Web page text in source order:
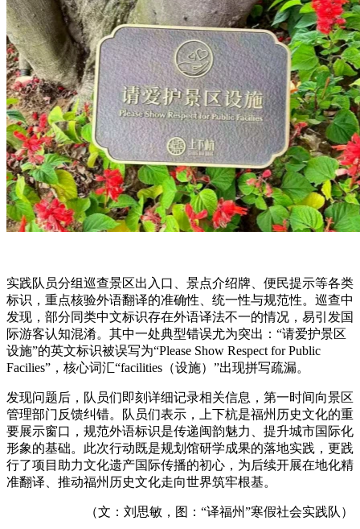
实践队员分组巡查景区出入口、景点介绍牌、便民提示等各类
标识，重点核验外语翻译的准确性、统一性与规范性。巡查中
发现，部分同类中文标识存在外语译法不一的情况，易引发国
际游客认知混淆。其中一处典型错误尤为突出：“请爱护景区
设施”的英文标识被误写为“Please Show Respect for Public
Facilies”，核心词汇“facilities（设施）”出现拼写疏漏。
发现问题后，队员们即刻详细记录相关信息，第一时间向景区
管理部门反馈纠错。队员们表示，上下杭是福州历史文化的重
要展示窗口，规范外语标识是传递闽韵魅力、提升城市国际化
形象的基础。此次行动既是规划馆研学成果的落地实践，更践
行了项目助力文化遗产国际传播的初心，为后续开展在地化精
准翻译、推动福州历史文化走向世界筑牢根基。
（文：刘思敏，图：“译福州”寒假社会实践队）